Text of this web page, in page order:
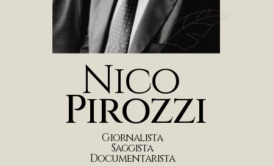
Nico
Giornalista
Saggista
Documentarista
Pirozzi